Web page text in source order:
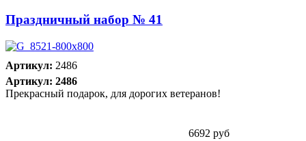
Праздничный набор № 41
Артикул: 2486
Артикул: 2486
Прекрасный подарок, для дорогих ветеранов!
6692 руб